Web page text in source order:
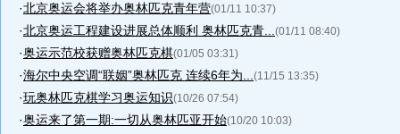
·北京奥运会将举办奥林匹克青年营(01/11 10:37)
·北京奥运工程建设进展总体顺利 奥林匹克青... (01/11 08:40)
·奥运示范校获赠奥林匹克棋(01/05 03:31)
·海尔中央空调“联姻”奥林匹克 连续6年为... (11/15 13:35)
·玩奥林匹克棋学习奥运知识(10/26 07:54)
·奥运来了第一期:一切从奥林匹亚开始(10/20 10:03)